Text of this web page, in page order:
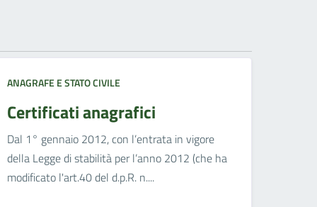
ANAGRAFE E STATO CIVILE
Certificati anagrafici
Dal 1° gennaio 2012, con l’entrata in vigore
della Legge di stabilità per l’anno 2012 (che ha
modificato l'art.40 del d.p.R. n....